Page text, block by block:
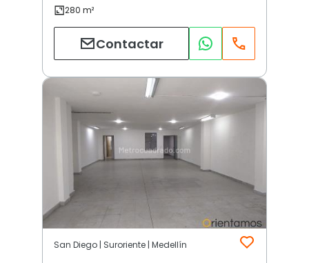
Contactar
San Diego | Suroriente | Medellín